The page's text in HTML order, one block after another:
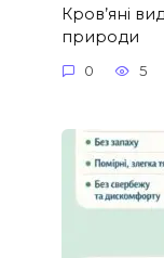
Кров’яні
природи
0 5